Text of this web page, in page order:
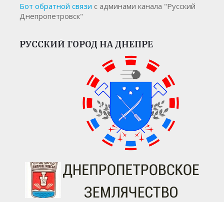
Бот обратной связи с админами канала "Русский
Днепропетровск"
РУССКИЙ ГОРОД НА ДНЕПРЕ